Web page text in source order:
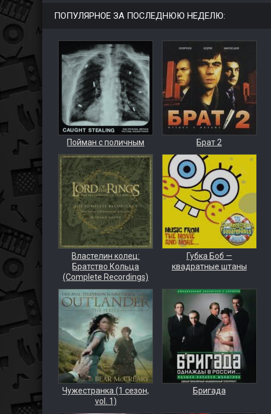
ПОПУЛЯРНОЕ ЗА ПОСЛЕДНЮЮ НЕДЕЛЮ:
Пойман с поличным Брат 2
Властелин колец:
Братство Кольца
(Complete Recordings)
Губка Боб —
квадратные штаны
Чужестранка (1 сезон,
vol. 1)
Бригада